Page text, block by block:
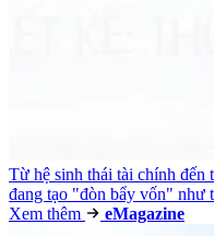
Từ hệ sinh thái tài chính
đang tạo "đòn bẩy vốn" như
Xem thêm
eMagazine